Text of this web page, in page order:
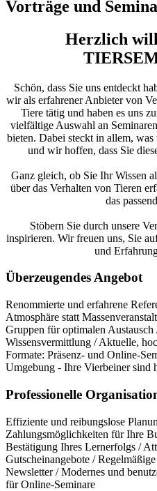
Vorträge und
Herzlich
Schön, dass Sie uns entdeckt
wir als erfahrener Anbieter von
Tiere tätig und haben es uns
vielfältige Auswahl an
bieten. Dabei steckt in allem,
und wir hoffen, dass Sie
Ganz gleich, ob Sie Ihr Wissen
über das Verhalten von Tieren
das
Stöbern Sie durch unsere
inspirieren. Wir freuen uns, Sie
und
Überzeugendes Angebot
Renommierte und erfahrene
Atmosphäre statt
Gruppen für optimalen
Wissensvermittlung / Aktuelle,
Formate: Präsenz- und Online-
Umgebung - Ihre Vierbeiner sind
Professionelle
Effiziente und reibungslose
Zahlungsmöglichkeiten für Ihre
Bestätigung Ihres Lernerfolgs /
Gutscheinangebote /
Newsletter / Modernes und
für Online-Seminare